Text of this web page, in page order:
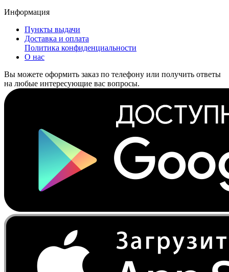
Информация
Пункты выдачи
Доставка и оплата
Политика конфиденциальности
О нас
Вы можете оформить заказ по телефону или получить ответы
на любые интересующие вас вопросы.